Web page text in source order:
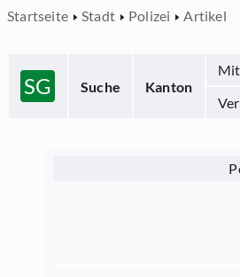
Startseite Stadt Polizei Artikel
SG Suche Kanton